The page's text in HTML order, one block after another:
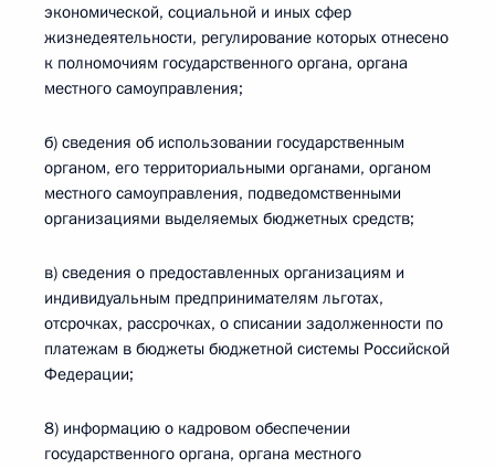
экономической, социальной и иных сфер
жизнедеятельности, регулирование которых отнесено
к полномочиям государственного органа, органа
местного самоуправления;
б) сведения об использовании государственным
органом, его территориальными органами, органом
местного самоуправления, подведомственными
организациями выделяемых бюджетных средств;
в) сведения о предоставленных организациям и
индивидуальным предпринимателям льготах,
отсрочках, рассрочках, о списании задолженности по
платежам в бюджеты бюджетной системы Российской
Федерации;
8) информацию о кадровом обеспечении
государственного органа, органа местного